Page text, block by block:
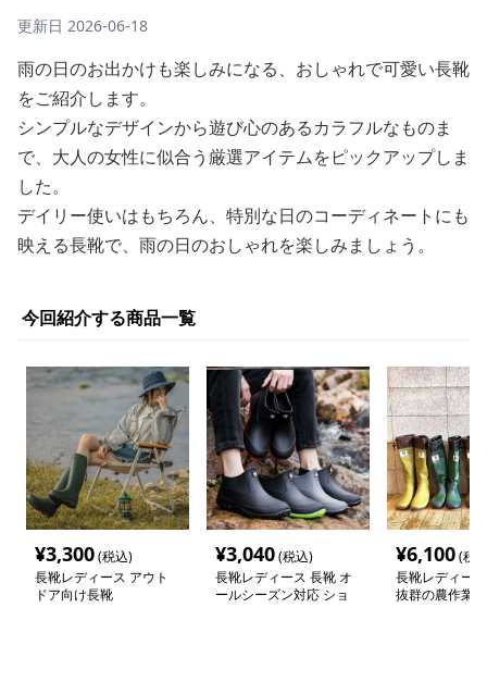
更新日 2026-06-18
雨の日のお出かけも楽しみになる、おしゃれで可愛い長靴
をご紹介します。
シンプルなデザインから遊び心のあるカラフルなものま
で、大人の女性に似合う厳選アイテムをピックアップしま
した。
デイリー使いはもちろん、特別な日のコーディネートにも
映える長靴で、雨の日のおしゃれを楽しみましょう。
今回紹介する商品一覧
¥3,300(税込)
長靴レディース アウト
ドア向け長靴
¥3,040(税込)
長靴レディース 長靴 オ
ールシーズン対応 ショ
¥6,100(税
長靴レディー
抜群の農作業